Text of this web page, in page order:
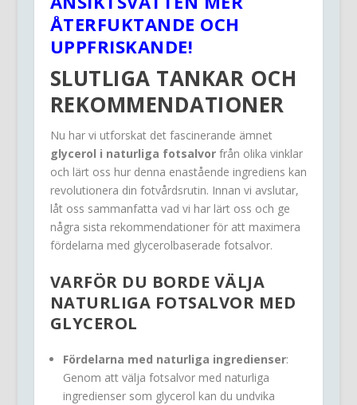
ÅTERFUKTANDE OCH
UPPFRISKANDE!
SLUTLIGA TANKAR OCH
REKOMMENDATIONER
Nu har vi utforskat det fascinerande ämnet
glycerol i naturliga fotsalvorfrån olika vinklar
och lärt oss hur denna enastående ingrediens kan
revolutionera din fotvårdsrutin. Innan vi avslutar,
låt oss sammanfatta vad vi har lärt oss och ge
några sista rekommendationer för att maximera
fördelarna med glycerolbaserade fotsalvor.
VARFÖR DU BORDE VÄLJA
NATURLIGA FOTSALVOR MED
GLYCEROL
Fördelarna med naturliga ingredienser:
Genom att välja fotsalvor med naturliga
ingredienser som glycerol kan du undvika